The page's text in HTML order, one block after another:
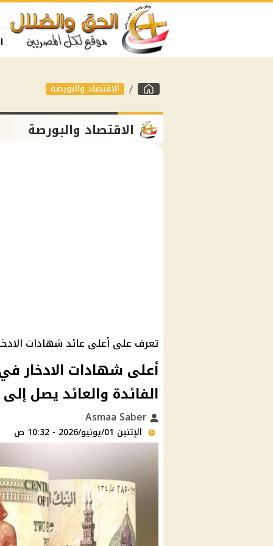
الاقتصاد والبورصة
الاقتصاد والبورصة
تعرف على أعلى عائد شهادات الادخار
الفائدة والعائد يصل إلى 22%
الإثنين 01/يونيو/2026 - 10:32 ص